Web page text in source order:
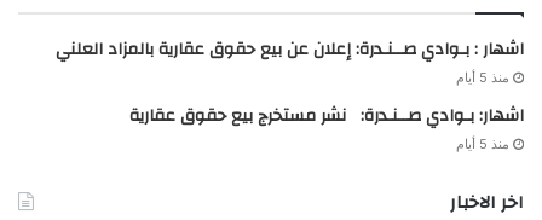
اشهار : بـوادي صــنـدرة: إعلان عن بيع حقوق عقارية بالمزاد العلني
منذ 5 أيام
اشهار: بـوادي صــنـدرة: نشر مستخرج بيع حقوق عقارية
منذ 5 أيام
اخر الاخبار